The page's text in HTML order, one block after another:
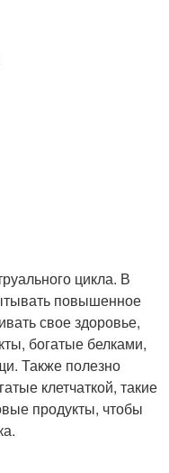
цикла. В
повышенное
свое здоровье,
богатые белками,
Также полезно
клетчаткой, такие
продукты, чтобы